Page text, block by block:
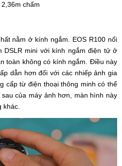
chấm
nằm ở kính ngắm. EOS R100 nổi
DSLR mini với kính ngắm điện tử ở
toàn không có kính ngắm. Điều này
dẫn hơn đối với các nhiếp ảnh gia
cấp từ điện thoại thông minh có thể
của máy ảnh hơn, màn hình này
khác.